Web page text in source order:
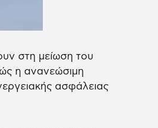
στη μείωση του
η ανανεώσιμη
ασφάλειας